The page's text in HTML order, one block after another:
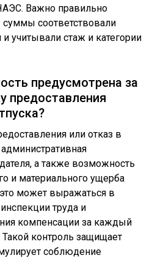
Важно правильно
соответствовали
учитывали стаж и категории
предусмотрена за
предоставления
или отказ в
а также возможность
и материального ущерба
может выражаться в
труда и
компенсации за каждый
контроль защищает
соблюдение